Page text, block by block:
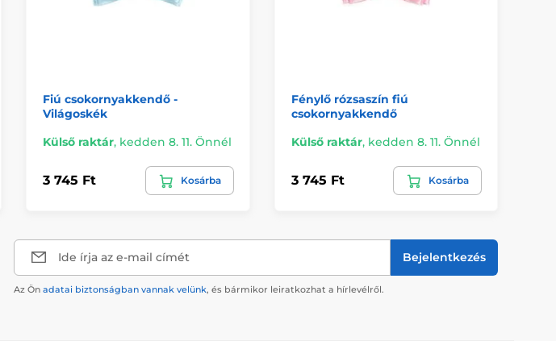
Fiú csokornyakkendő -
Világoskék
Külső raktár, kedden 8. 11. Önnél
3 745 Ft Kosárba
Fénylő rózsaszín fiú
csokornyakkendő
Külső raktár, kedden 8. 11. Önnél
3 745 Ft Kosárba
Ide írja az e-mail címét Bejelentkezés
Az Ön adatai biztonságban vannak velünk, és bármikor leiratkozhat a hírlevélről.